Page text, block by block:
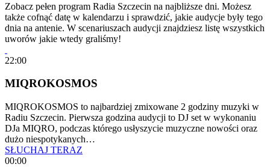
Zobacz pełen program Radia Szczecin na najbliższe dni. Możesz
także cofnąć datę w kalendarzu i sprawdzić, jakie audycje były tego
dnia na antenie. W scenariuszach audycji znajdziesz listę wszystkich
uworów jakie wtedy graliśmy!
22:00
MIQROKOSMOS
MIQROKOSMOS to najbardziej zmixowane 2 godziny muzyki w
Radiu Szczecin. Pierwsza godzina audycji to DJ set w wykonaniu
DJa MIQRO, podczas którego usłyszycie muzyczne nowości oraz
dużo niespotykanych…
SŁUCHAJ TERAZ
00:00